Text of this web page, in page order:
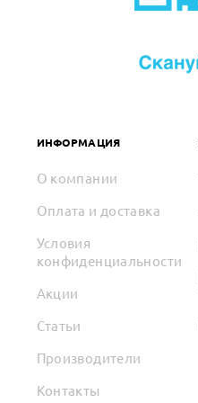
ИНФОРМАЦИЯ
О компании
Оплата и доставка
Условия
конфиденциальности
Акции
Статьи
Производители
Контакты